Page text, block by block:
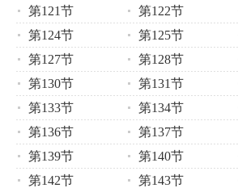
第121节 第122节
第124节
第125节
第127节
第128节
第130节
第131节
第133节
第134节
第136节
第137节
第139节
第140节
第142节
第143节